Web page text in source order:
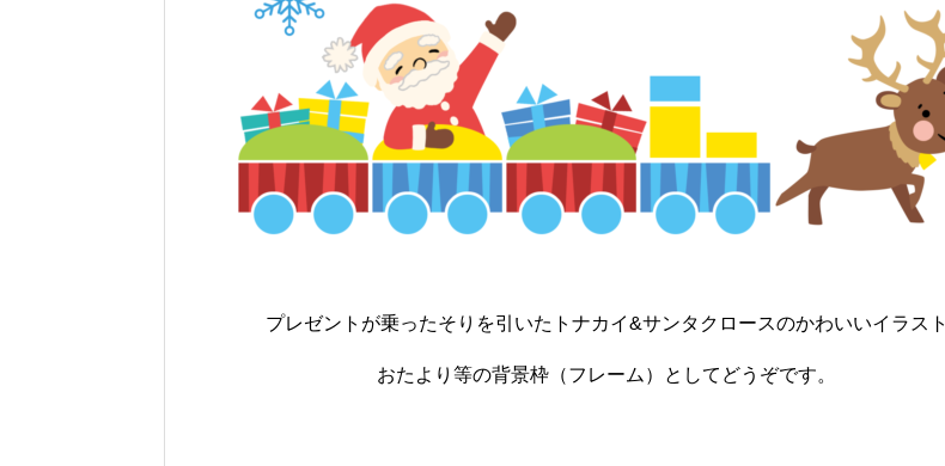
プレゼントが乗ったそりを引いたトナカイ&サンタクロースのかわいいイラスト
おたより等の背景枠（フレーム）としてどうぞです。